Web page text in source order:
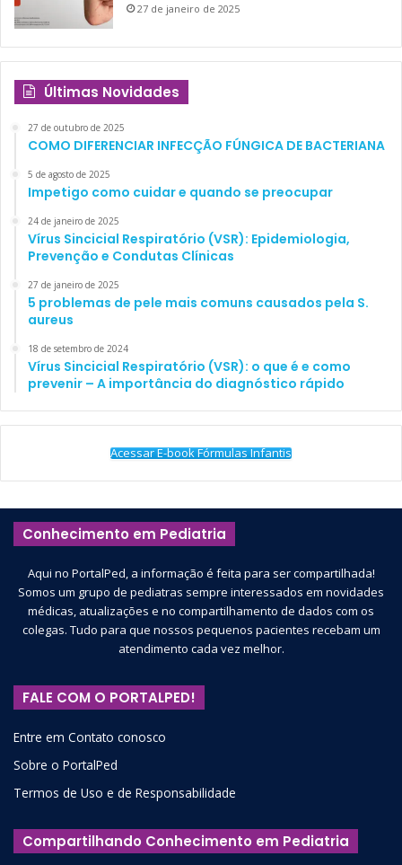
27 de janeiro de 2025
Últimas Novidades
27 de outubro de 2025
COMO DIFERENCIAR INFECÇÃO FÚNGICA DE BACTERIANA
5 de agosto de 2025
Impetigo como cuidar e quando se preocupar
24 de janeiro de 2025
Vírus Sincicial Respiratório (VSR): Epidemiologia,
Prevenção e Condutas Clínicas
27 de janeiro de 2025
5 problemas de pele mais comuns causados pela S.
aureus
18 de setembro de 2024
Vírus Sincicial Respiratório (VSR): o que é e como
prevenir – A importância do diagnóstico rápido
Acessar E-book Fórmulas Infantis
Conhecimento em Pediatria
Aqui no PortalPed, a informação é feita para ser compartilhada!
Somos um grupo de pediatras sempre interessados em novidades
médicas, atualizações e no compartilhamento de dados com os
colegas. Tudo para que nossos pequenos pacientes recebam um
atendimento cada vez melhor.
FALE COM O PORTALPED!
Entre em Contato conosco
Sobre o PortalPed
Termos de Uso e de Responsabilidade
Compartilhando Conhecimento em Pediatria